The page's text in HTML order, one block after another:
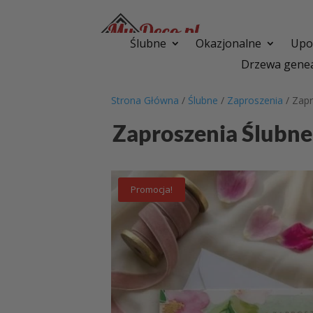
Ślubne Okazjonalne
Drzewa
Strona Główna / Ślubne / Zaproszenia /
Zaproszenia
Promocja!